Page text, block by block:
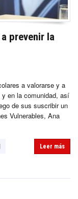
prevenir la
a valorarse y a
en la comunidad, así
de sus suscribir un
Vulnerables, Ana
Leer más